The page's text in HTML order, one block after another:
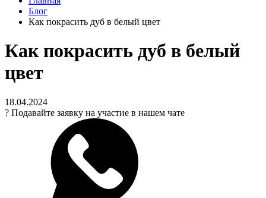
Блог
Как покрасить дуб в белый цвет
Как покрасить дуб в белый
цвет
18.04.2024
? Подавайте заявку на участие в нашем чате